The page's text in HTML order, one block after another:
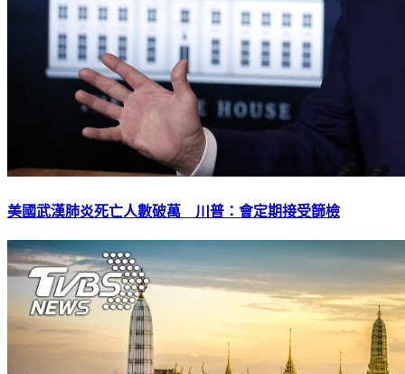
美國武漢肺炎死亡人數破萬 川普：會定期接受篩檢